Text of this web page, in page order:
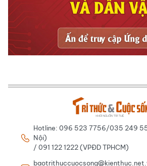
Hotline: 096 523 7756/035 249
Nội)
/ 091 122 1222 (VPĐD TPHCM)